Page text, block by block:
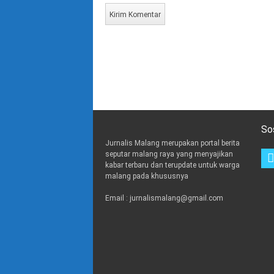
Jurnalis Malang merupakan portal berita
seputar malang raya yang menyajikan
kabar terbaru dan terupdate untuk warga
malang pada khususnya
Email : jurnalismalang@gmail.com